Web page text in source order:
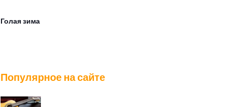
Голая зима
Популярное на сайте